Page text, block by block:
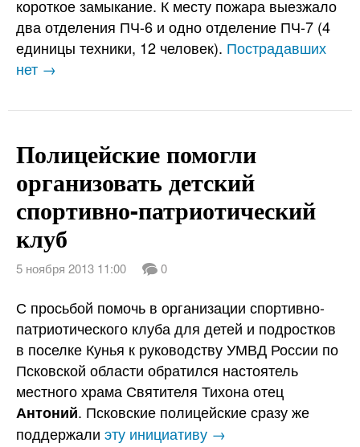
короткое замыкание. К месту пожара выезжало
два отделения ПЧ-6 и одно отделение ПЧ-7 (4
единицы техники, 12 человек). Пострадавших
нет →
Полицейские помогли
организовать детский
спортивно-патриотический
клуб
5 ноября 2013 11:00 0
С просьбой помочь в организации спортивно-
патриотического клуба для детей и подростков
в поселке Кунья к руководству УМВД России по
Псковской области обратился настоятель
местного храма Святителя Тихона отец
Антоний. Псковские полицейские сразу же
поддержали эту инициативу →